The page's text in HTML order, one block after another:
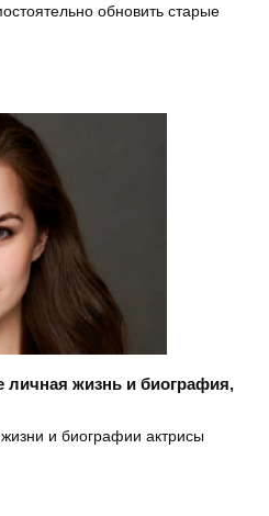
обновить старые
жизнь и биография,
и биографии актрисы